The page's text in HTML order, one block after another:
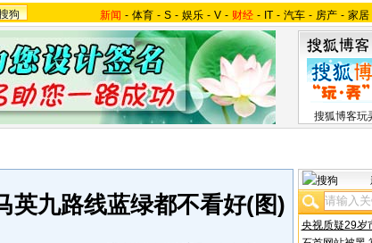
狗 新闻 - 体育 - S - 娱乐 - V - 财经 - IT - 汽车 - 房产 - 家居
搜狐博客玩
英九路线蓝绿都不看好(图)
央视质疑29岁